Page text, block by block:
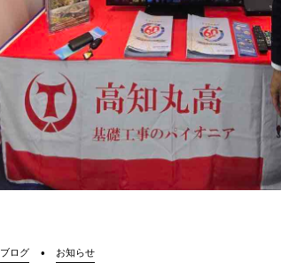
ブログ お知らせ